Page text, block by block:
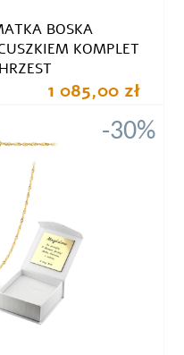
BOSKA
KOMPLET
1 085,00 zł
-30%